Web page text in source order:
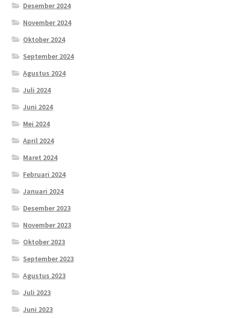
Desember 2024
November 2024
Oktober 2024
September 2024
Agustus 2024
Juli 2024
Juni 2024
Mei 2024
April 2024
Maret 2024
Februari 2024
Januari 2024
Desember 2023
November 2023
Oktober 2023
September 2023
Agustus 2023
Juli 2023
Juni 2023